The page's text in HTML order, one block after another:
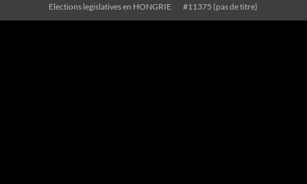
Elections legislatives en HONGRIE
#11375 (pas de titre)